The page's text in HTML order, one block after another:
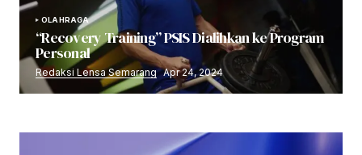
OLAHRAGA
“Recovery Training” PSIS Dialihkan ke Program
Personal
Redaksi Lensa Semarang Apr 24, 2024